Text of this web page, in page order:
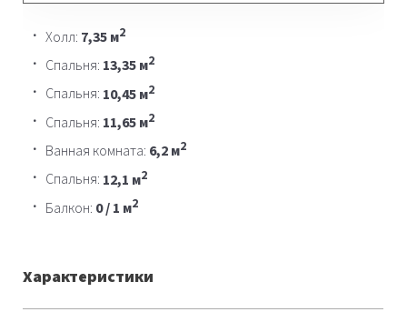
Холл: 7,35 м2
Спальня: 13,35 м2
Спальня: 10,45 м2
Спальня: 11,65 м2
Ванная комната: 6,2 м2
Спальня: 12,1 м2
Балкон: 0 / 1 м2
Характеристики